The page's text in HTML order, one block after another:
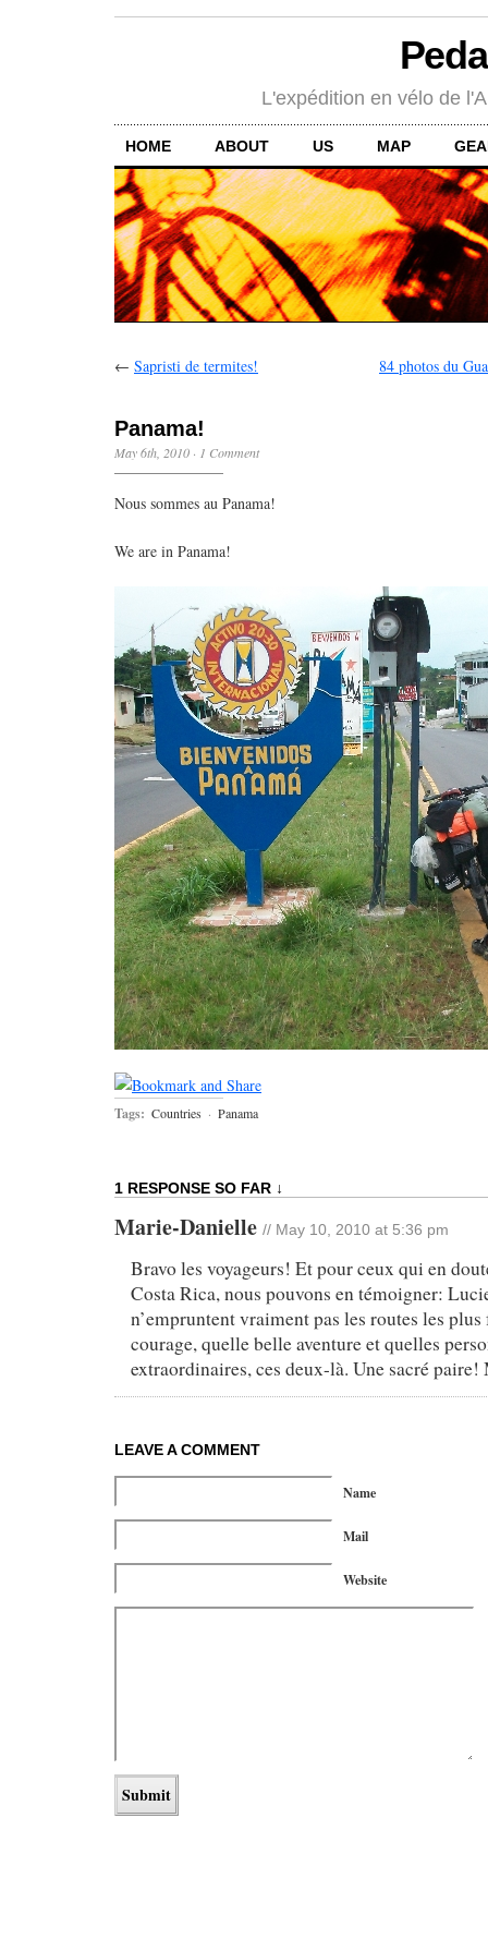
L'expédition en vélo de
HOME ABOUT US MAP
← Sapristi de termites! 84 photos du
Panama!
May 6th, 2010 · 1 Comment
Nous sommes au Panama!
We are in Panama!
Tags: Countries · Panama
1 RESPONSE SO FAR ↓
Marie-Danielle // May 10, 2010 at 5:36 pm
Bravo les voyageurs! Et pour ceux qui en
Costa Rica, nous pouvons en témoigner:
n’empruntent vraiment pas les routes les
courage, quelle belle aventure et quelles
extraordinaires, ces deux-là. Une sacré
LEAVE A COMMENT
Name
Mail
Website